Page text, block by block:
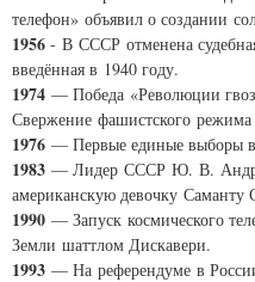
телефон» объявил о создании
1956 - В СССР отменена
введённая в 1940 году.
1974 — Победа «Революции
Свержение фашистского
1976 — Первые единые выборы
1983 — Лидер СССР Ю. В.
американскую девочку Саманту
1990 — Запуск космического
Земли шаттлом Дискавери.
1993 — На референдуме в